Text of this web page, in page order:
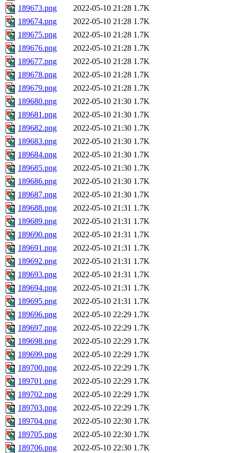
189673.png
2022-05-10 21:28 1.7K
189674.png
2022-05-10 21:28 1.7K
189675.png
2022-05-10 21:28 1.7K
189676.png
2022-05-10 21:28 1.7K
189677.png
2022-05-10 21:28 1.7K
189678.png
2022-05-10 21:28 1.7K
189679.png
2022-05-10 21:28 1.7K
189680.png
2022-05-10 21:30 1.7K
189681.png
2022-05-10 21:30 1.7K
189682.png
2022-05-10 21:30 1.7K
189683.png
2022-05-10 21:30 1.7K
189684.png
2022-05-10 21:30 1.7K
189685.png
2022-05-10 21:30 1.7K
189686.png
2022-05-10 21:30 1.7K
189687.png
2022-05-10 21:30 1.7K
189688.png
2022-05-10 21:31 1.7K
189689.png
2022-05-10 21:31 1.7K
189690.png
2022-05-10 21:31 1.7K
189691.png
2022-05-10 21:31 1.7K
189692.png
2022-05-10 21:31 1.7K
189693.png
2022-05-10 21:31 1.7K
189694.png
2022-05-10 21:31 1.7K
189695.png
2022-05-10 21:31 1.7K
189696.png
2022-05-10 22:29 1.7K
189697.png
2022-05-10 22:29 1.7K
189698.png
2022-05-10 22:29 1.7K
189699.png
2022-05-10 22:29 1.7K
189700.png
2022-05-10 22:29 1.7K
189701.png
2022-05-10 22:29 1.7K
189702.png
2022-05-10 22:29 1.7K
189703.png
2022-05-10 22:29 1.7K
189704.png
2022-05-10 22:30 1.7K
189705.png
2022-05-10 22:30 1.7K
189706.png
2022-05-10 22:30 1.7K